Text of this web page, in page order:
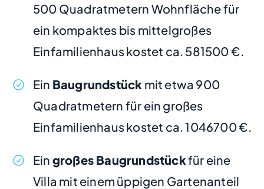
500 Quadratmetern Wohnfläche für
ein kompaktes bis mittelgroßes
Einfamilienhaus kostet ca. 581500 €.
Ein Baugrundstück mit etwa 900
Quadratmetern für ein großes
Einfamilienhaus kostet ca. 1046700 €.
Ein großes Baugrundstückfür eine
Villa mit einem üppigen Gartenanteil